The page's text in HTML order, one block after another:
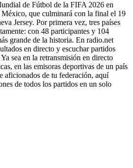
de Fútbol de la FIFA 2026 en
que culminará con la final el 19
Jersey. Por primera vez, tres países
con 48 participantes y 104
grande de la historia. En radio.net
en directo y escuchar partidos
sea en la retransmisión en directo
en las emisoras deportivas de un país
aficionados de tu federación, aquí
de todos los partidos en un solo